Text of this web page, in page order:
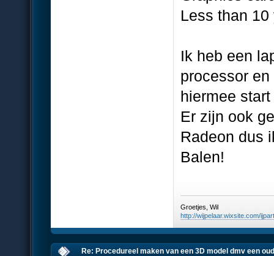
Less than 10
Ik heb een
processor
hiermee
Er zijn ook
Radeon dus
Balen!
Groetjes, Wil
http://wijpelaar.wixsite.com/
Re: Procedureel maken van een 3D model dmv een